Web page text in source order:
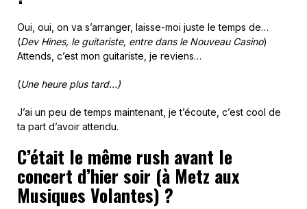
Oui, oui, on va s’arranger, laisse-moi juste le temps de…
(Dev Hines, le guitariste, entre dans le Nouveau Casino)
Attends, c’est mon guitariste, je reviens…
(Une heure plus tard…)
J’ai un peu de temps maintenant, je t’écoute, c’est cool de
ta part d’avoir attendu.
C’était le même rush avant le
concert d’hier soir (à Metz aux
Musiques Volantes) ?